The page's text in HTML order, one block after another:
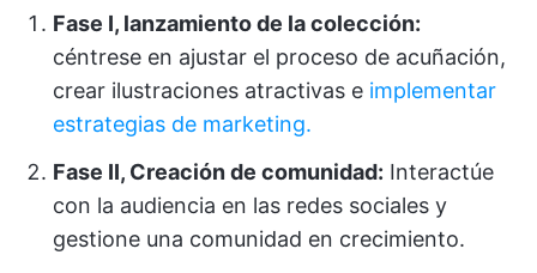
Fase I, lanzamiento de la colección:
céntrese en ajustar el proceso de acuñación,
crear ilustraciones atractivas e implementar
estrategias de marketing.
Fase II, Creación de comunidad: Interactúe
con la audiencia en las redes sociales y
gestione una comunidad en crecimiento.